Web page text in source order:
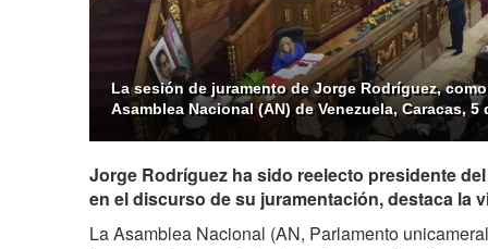
La sesión de juramento de Jorge Rodríguez,
Asamblea Nacional (AN) de Venezuela, Caracas, 5
Jorge Rodríguez ha sido reelecto presidente
en el discurso de su juramentación, destaca la
La Asamblea Nacional (AN, Parlamento